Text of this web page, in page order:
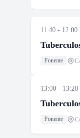
11:40 - 12:00
Ponente
13:00 - 13:20
Ponente